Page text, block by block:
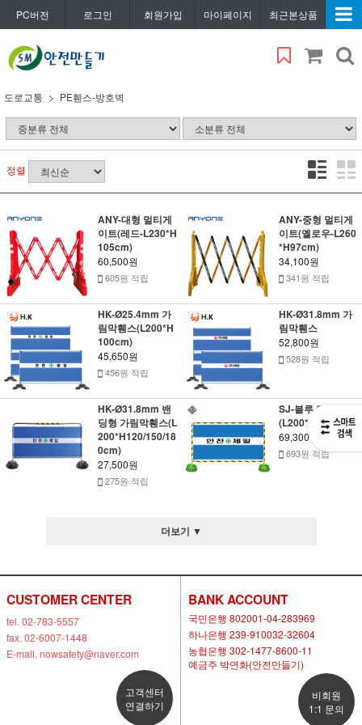
PC버전 로그인 회원가입 마이페이지 최근본상품
도로교통 PE휀스-방호벽
정렬
ANY-대형 멀티게
이트(레드-L230*H
105cm)
60,500원
605원 적립
ANY-중형 멀티게
이트(옐로우-L260
*H97cm)
34,100원
341원 적립
HK-Ø25.4mm 가
림막휀스(L200*H
100cm)
45,650원
456원 적립
HK-Ø31.8mm 가
림막휀스
52,800원
528원 적립
HK-Ø31.8mm 밴
딩형 가림막휀스(L
200*H120/150/18
0cm)
27,500원
275원 적립
SJ-블루 멀티휀스
(L200*H120cm)
69,300원
693원 적립
더보기 ▼
CUSTOMER CENTER
tel. 02-783-5557
fax. 02-6007-1448
E-mail. nowsafety@naver.com
고객센터
연결하기
BANK ACCOUNT
국민은행 802001-04-283969
하나은행 239-910032-32604
농협은행 302-1477-8600-11
예금주 박연화(안전만들기)
비회원
1:1 문의